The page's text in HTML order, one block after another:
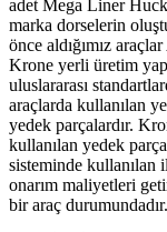
adet Mega Liner
marka dorselerin
önce aldığımız
Krone yerli üretim
uluslararası
araçlarda kullanılan
yedek parçalardır.
kullanılan yedek
sisteminde kullanılan
onarım maliyetleri
bir araç durumundadır.